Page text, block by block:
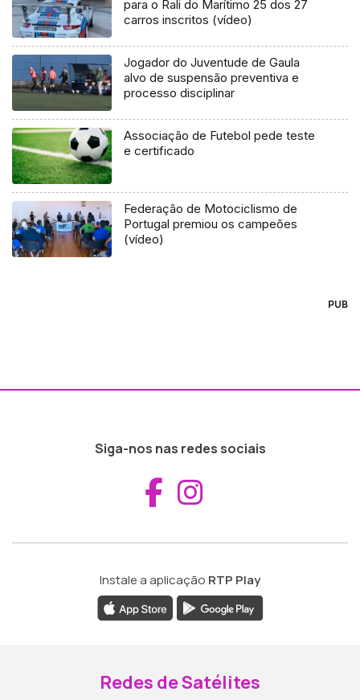
para o Rali do Marítimo 25 dos 27
carros inscritos (vídeo)
Jogador do Juventude de Gaula
alvo de suspensão preventiva e
processo disciplinar
Associação de Futebol pede teste
e certificado
Federação de Motociclismo de
Portugal premiou os campeões
(vídeo)
PUB
Siga-nos nas redes sociais
Aceder ao
Instale a aplicação RTP Play
Redes de Satélites